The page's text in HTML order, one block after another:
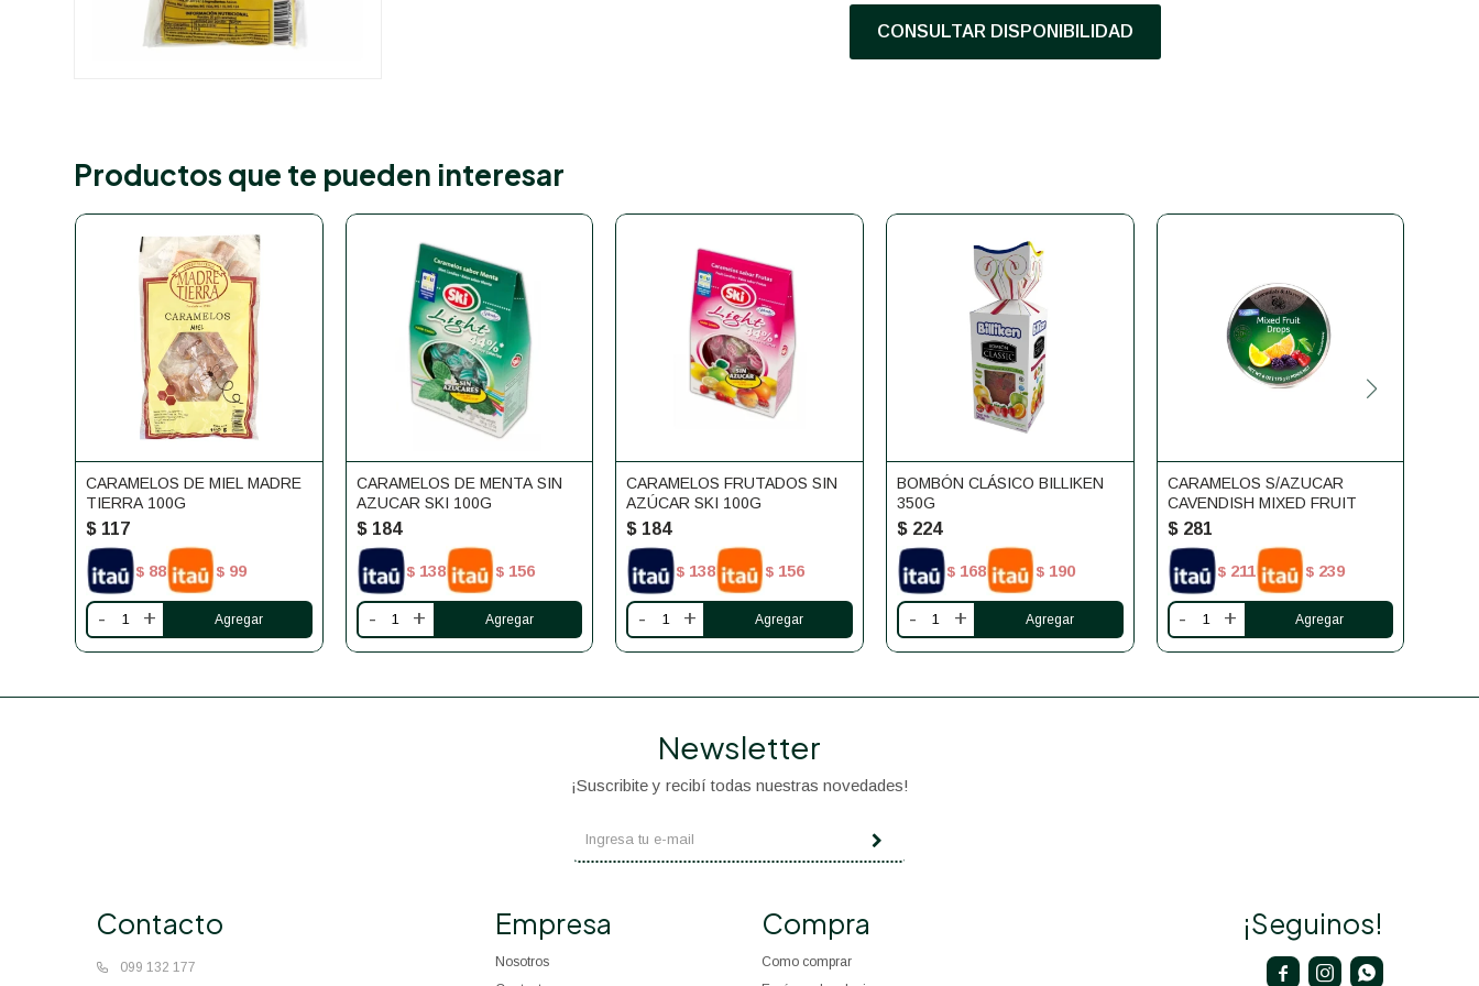
CONSULTAR DISPONIBILIDAD
Productos que te pueden interesar
CARAMELOS DE MIEL MADRE
TIERRA 100G
$ 117
$ 88 $ 99
- +
CARAMELOS DE MENTA SIN
AZUCAR SKI 100G
$ 184
$ 138 $ 156
- +
CARAMELOS FRUTADOS SIN
AZÚCAR SKI 100G
$ 184
$ 138 $ 156
- +
BOMBÓN CLÁSICO BILLIKEN
350G
$ 224
$ 168 $ 190
- +
CARAMELOS S/AZUCAR
CAVENDISH MIXED FRUIT
$ 281
$ 211 $ 239
- +
Contacto
099 132 177
Empresa
Nosotros
Compra
Como comprar
Newsletter
¡Suscribite y recibí todas nuestras novedades!
¡Seguinos!
  